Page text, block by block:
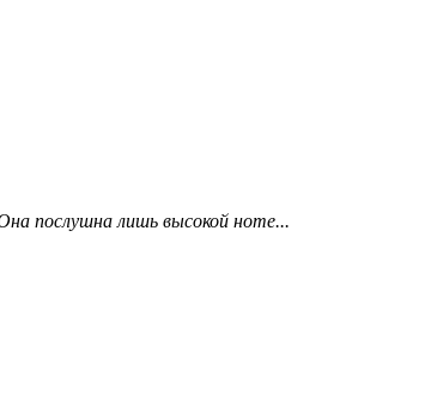
послушна лишь высокой ноте...